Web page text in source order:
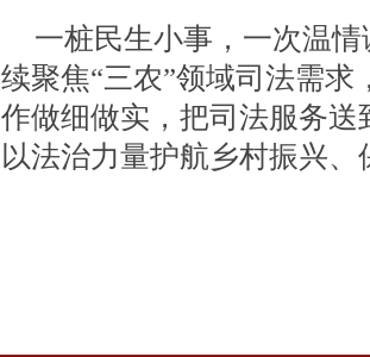
一桩民生小事，一次温
续聚焦“三农”领域司法需
作做细做实，把司法服务
以法治力量护航乡村振兴